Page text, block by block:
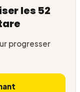
les 52
progresser